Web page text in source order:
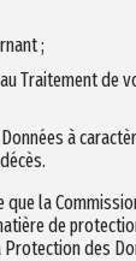
;
Traitement de
à
la
de
des